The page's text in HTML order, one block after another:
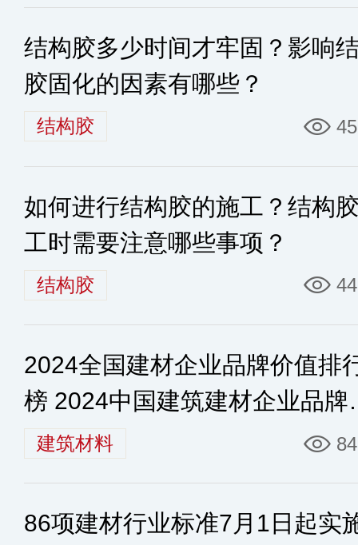
结构胶多少时间才牢固？影响
胶固化的因素有哪些？
结构胶
如何进行结构胶的施工？结构
工时需要注意哪些事项？
结构胶
2024全国建材企业品牌价值排
榜 2024中国建筑建材企业品牌
值排名40强
建筑材料
86项建材行业标准7月1日起实